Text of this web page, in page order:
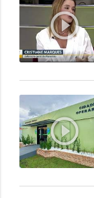
play_circle_outline
play_circle_outline